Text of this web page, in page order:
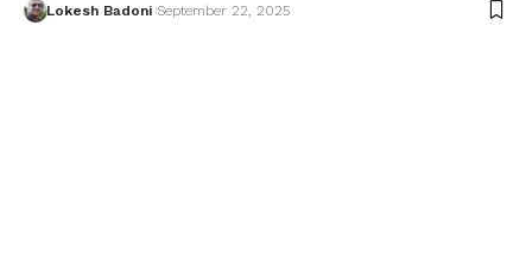
Lokesh Badoni September 22, 2025